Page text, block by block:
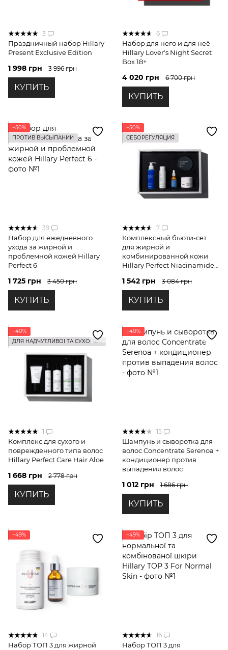
3
Праздничный набор Hillary
Present Exclusive Edition
1 998 грн 3 996 грн
КУПИТЬ
6
Набор для него и для неё
Hillary Lover's Night Secret
Box 18+
4 020 грн 6 700 грн
КУПИТЬ
−50%
ПРОТИВ ВЫСЫПАНИЙ
39
Набор для ежедневного
ухода за жирной и
проблемной кожей Hillary
Perfect 6
1 725 грн 3 450 грн
КУПИТЬ
−50%
СЕБОРЕГУЛЯЦИЯ
7
Комплексный бьюти-сет
для жирной и
комбинированной кожи
Hillary Perfect Niacinamide
1 542 грн 3 084 грн
КУПИТЬ
−40%
ДЛЯ НАДЧУТЛИВОЇ ТА СУХОЇ ШКІРИ ГОЛОВИ
1
Комплекс для сухого и
поврежденного типа волос
Hillary Perfect Care Hair Aloe
1 668 грн 2 778 грн
КУПИТЬ
−40%
15
Шампунь и сыворотка для
волос Concentrate Serenoa +
кондиционер против
выпадения волос
1 012 грн 1 686 грн
КУПИТЬ
−49%
14
Набор ТОП 3 для жирной
−49%
16
Набор ТОП 3 для